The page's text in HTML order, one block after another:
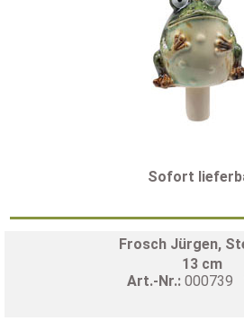
Sofort
Frosch Jürgen,
13 cm
Art.-Nr.: 000739